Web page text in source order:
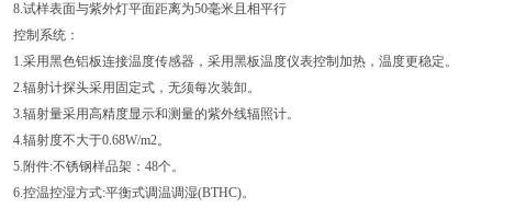
8.试样表面与紫外灯平面距离为50毫米且相平行
控制系统：
1.采用黑色铝板连接温度传感器，采用黑板温度仪表控制加热，温度更稳定。
2.辐射计探头采用固定式，无须每次装卸。
3.辐射量采用高精度显示和测量的紫外线辐照计。
4.辐射度不大于0.68W/m2。
5.附件:不锈钢样品架：48个。
6.控温控湿方式:平衡式调温调湿(BTHC)。